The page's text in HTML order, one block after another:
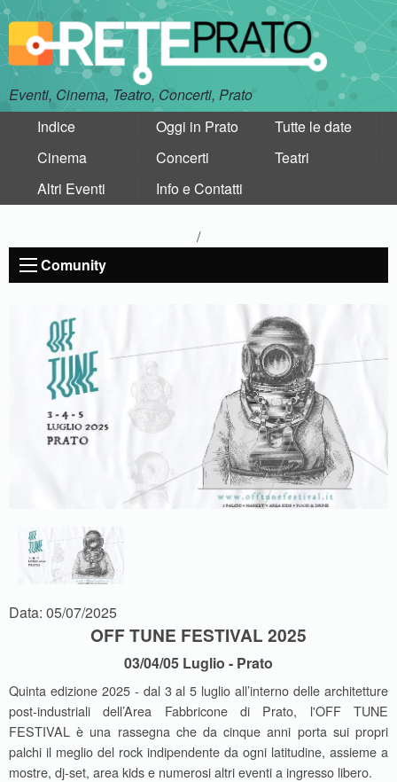
Eventi, Cinema, Teatro, Concerti, Prato
Indice
Oggi in Prato
Tutte le date
Cinema
Concerti
Teatri
Altri Eventi
Info e Contatti
/
Comunity
Data: 05/07/2025
OFF TUNE FESTIVAL 2025
03/04/05 Luglio - Prato
Quinta edizione 2025 - dal 3 al 5 luglio all’interno delle architetture
post-industriali dell’Area Fabbricone di Prato, l'OFF TUNE
FESTIVAL è una rassegna che da cinque anni porta sui propri
palchi il meglio del rock indipendente da ogni latitudine, assieme a
mostre, dj-set, area kids e numerosi altri eventi a ingresso libero.